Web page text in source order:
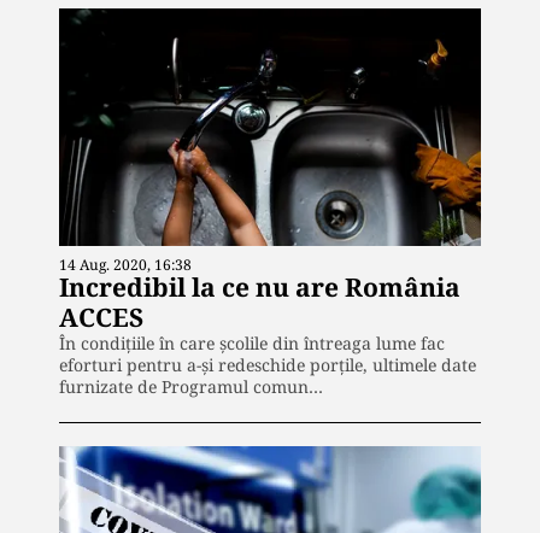
14 Aug. 2020, 16:38
Incredibil la ce nu are România
ACCES
În condițiile în care școlile din întreaga lume fac
eforturi pentru a-și redeschide porțile, ultimele date
furnizate de Programul comun…